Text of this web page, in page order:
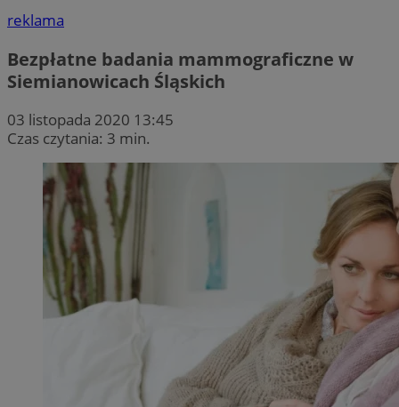
reklama
Bezpłatne badania mammograficzne w
Siemianowicach Śląskich
03 listopada 2020 13:45
Czas czytania: 3 min.